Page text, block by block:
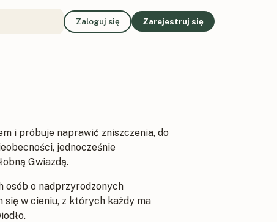
Zaloguj się Zarejestruj się
i próbuje naprawić zniszczenia, do
jednocześnie
Gwiazdą.
osób o nadprzyrodzonych
w cieniu, z których każdy ma